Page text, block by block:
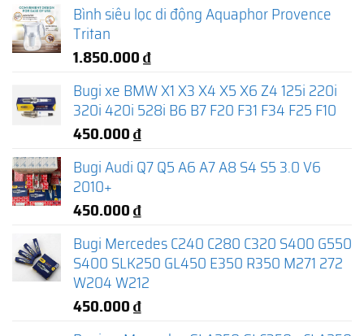
Bình siêu lọc di động Aquaphor Provence
Tritan
1.850.000₫
Bugi xe BMW X1 X3 X4 X5 X6 Z4 125i 220i
320i 420i 528i B6 B7 F20 F31 F34 F25 F10
450.000₫
Bugi Audi Q7 Q5 A6 A7 A8 S4 S5 3.0 V6
2010+
450.000₫
Bugi Mercedes C240 C280 C320 S400 G550
S400 SLK250 GL450 E350 R350 M271 272
W204 W212
450.000₫